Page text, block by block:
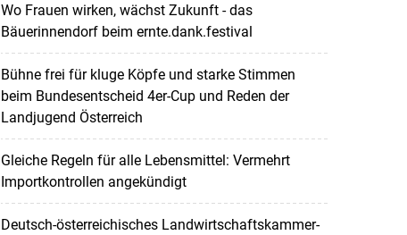
Wo Frauen wirken, wächst Zukunft - das
Bäuerinnendorf beim ernte.dank.festival
Bühne frei für kluge Köpfe und starke Stimmen
beim Bundesentscheid 4er-Cup und Reden der
Landjugend Österreich
Gleiche Regeln für alle Lebensmittel: Vermehrt
Importkontrollen angekündigt
Deutsch-österreichisches Landwirtschaftskammer-